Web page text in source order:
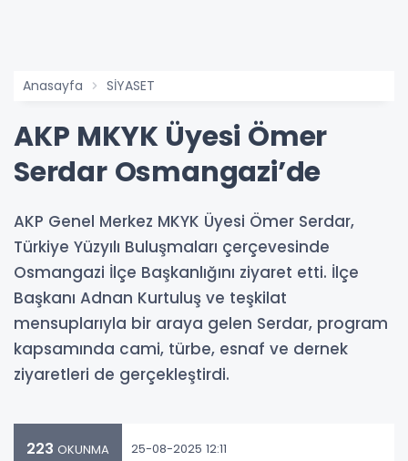
Anasayfa SİYASET
AKP MKYK Üyesi Ömer
Serdar Osmangazi’de
AKP Genel Merkez MKYK Üyesi Ömer Serdar,
Türkiye Yüzyılı Buluşmaları çerçevesinde
Osmangazi İlçe Başkanlığını ziyaret etti. İlçe
Başkanı Adnan Kurtuluş ve teşkilat
mensuplarıyla bir araya gelen Serdar, program
kapsamında cami, türbe, esnaf ve dernek
ziyaretleri de gerçekleştirdi.
223 OKUNMA 25-08-2025 12:11